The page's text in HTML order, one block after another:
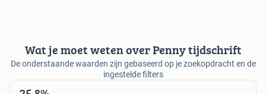
Wat je moet weten over Penny tijdschrift
De onderstaande waarden zijn gebaseerd op je zoekopdracht en de
ingestelde filters